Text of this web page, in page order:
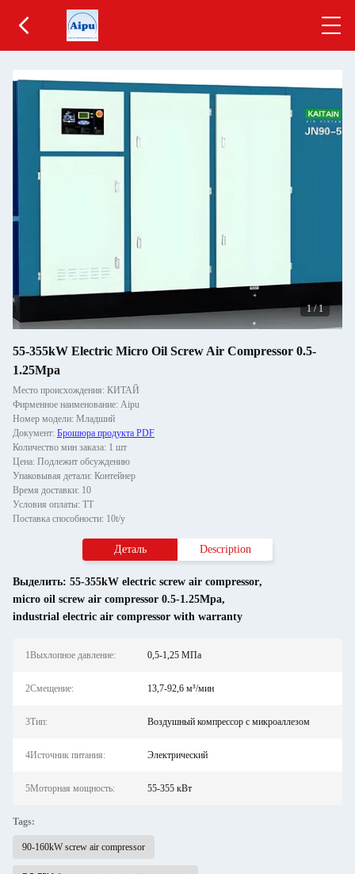
1/1
55-355kW Electric Micro Oil Screw Air Compressor 0.5-
1.25Mpa
Место происхождения: КИТАЙ
Фирменное наименование: Aipu
Номер модели: Младший
Документ: Брошюра продукта PDF
Количество мин заказа: 1 шт
Цена: Подлежит обсуждению
Упаковывая детали: Контейнер
Время доставки: 10
Условия оплаты: ТТ
Поставка способности: 10t/y
Деталь Description
Выделить: 55-355kW electric screw air compressor,
micro oil screw air compressor 0.5-1.25Mpa,
industrial electric air compressor with warranty
1Выхлопное давление: 0,5-1,25 МПа
2Смещение: 13,7-92,6 м³/мин
3Тип: Воздушный компрессор с микроаллезом
4Источник питания: Электрический
5Моторная мощность: 55-355 кВт
Tags:
90-160kW screw air compressor